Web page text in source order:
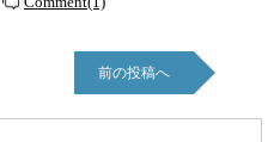
前の投稿へ